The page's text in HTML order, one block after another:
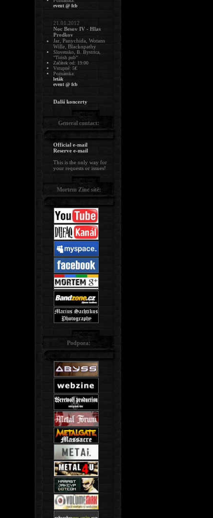
event @ fcb
21.01.2012
Noc Besov IV - Hlas
Predkov
Jar, Panychida, Wotans
Wille, Blackopathy
Slovensko, B. Bystrica,
"Tirish pub"
Začátek od: 19:00
Vstupné: 5€
Poznámka:
leták
event @ fcb
Další koncerty
General contact:
Official e-mail
Reserve e-mail
This is the only way for
your requests or issues!
Mortem Zine sítě:
Podpora: